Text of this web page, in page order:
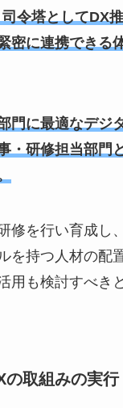
令塔としてDX
密に連携できる
門に最適なデジ
・研修担当部門
修を行い育成し
を持つ人材の配
用も検討すべき
の取組みの実行